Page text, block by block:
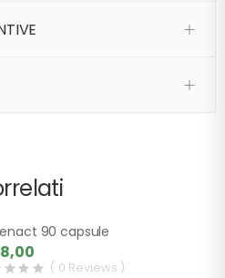
90 capsule
( 0 Reviews )